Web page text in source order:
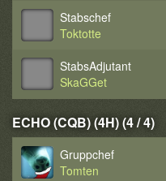
Stabschef
Toktotte
StabsAdjutant
SkaGGet
ECHO (CQB) (4H) (4 / 4)
Gruppchef
Tomten